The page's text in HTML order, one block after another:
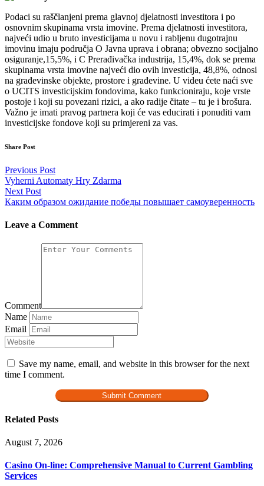
Podaci su raščlanjeni prema glavnoj djelatnosti investitora i po
osnovnim skupinama vrsta imovine. Prema djelatnosti investitora,
najveći udio u bruto investicijama u novu i rabljenu dugotrajnu
imovinu imaju područja O Javna uprava i obrana; obvezno socijalno
osiguranje,15,5%, i C Prerađivačka industrija, 15,4%, dok se prema
skupinama vrsta imovine najveći dio ovih investicija, 48,8%, odnosi
na građevinske objekte, prostore i građevine. U videu ćete naći sve
o UCITS investicijskim fondovima, kako funkcioniraju, koje vrste
postoje i koji su povezani rizici, a ako radije čitate – tu je i brošura.
Važno je imati pravog partnera koji će vas educirati i ponuditi vam
investicijske fondove koji su primjereni za vas.
Share Post
Post
navigation
Previous Post
Vyherni Automaty Hry Zdarma
Next Post
Каким образом ожидание победы повышает самоуверенность
Leave a Comment
Comment
Name
Email
Save my name, email, and website in this browser for the next
time I comment.
Related Posts
August 7, 2026
Casino On-line: Comprehensive Manual to Current Gambling
Services